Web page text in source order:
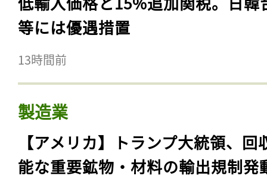
等には優遇措置
13時間前
製造業
【アメリカ】トランプ大統領、回
能な重要鉱物・材料の輸出規制発